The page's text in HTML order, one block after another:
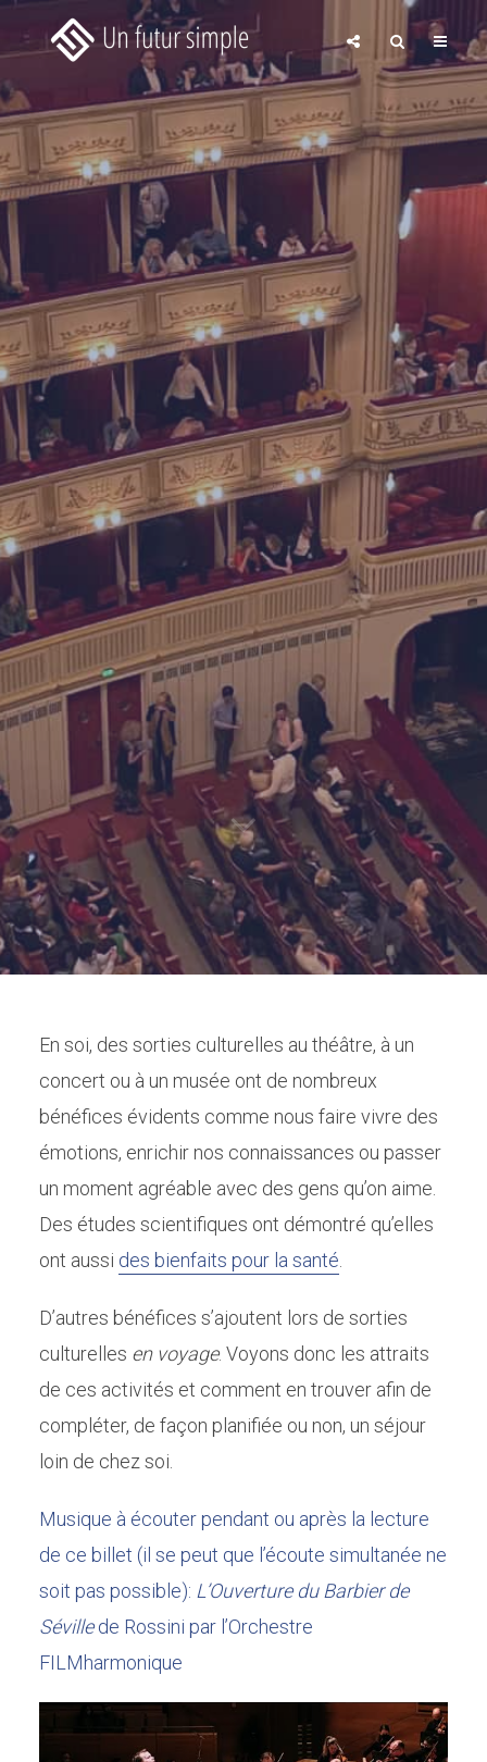
En soi, des sorties culturelles au théâtre, à un
concert ou à un musée ont de nombreux
bénéfices évidents comme nous faire vivre des
émotions, enrichir nos connaissances ou passer
un moment agréable avec des gens qu’on aime.
Des études scientifiques ont démontré qu’elles
ont aussi des bienfaits pour la santé
D’autres bénéfices s’ajoutent lors de sorties
culturelles en voyage. Voyons donc les attraits
de ces activités et comment en trouver afin de
compléter, de façon planifiée ou non, un séjour
loin de chez soi.
Musique à écouter pendant ou après la lecture
de ce billet (il se peut que l’écoute simultanée ne
soit pas possible): L’Ouverture du Barbier de
Sévillede Rossini par l’Orchestre
FILMharmonique